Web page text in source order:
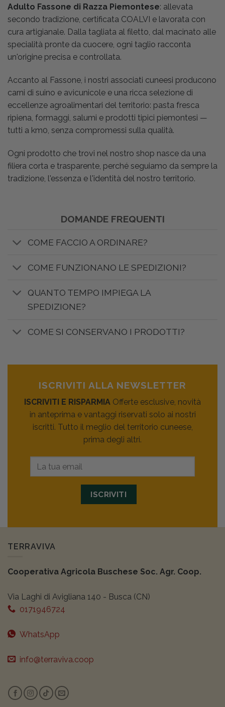
Adulto Fassone di Razza Piemontese: allevata
secondo tradizione, certificata COALVI e lavorata con
cura artigianale. Dalla tagliata al filetto, dal macinato alle
specialità pronte da cuocere, ogni taglio racconta
un'origine precisa e controllata.
Accanto al Fassone, i nostri associati cuneesi producono
carni di suino e avicunicole e una ricca selezione di
eccellenze agroalimentari del territorio: pasta fresca
ripiena, formaggi, salumi e prodotti tipici piemontesi —
tutti a km0, senza compromessi sulla qualità.
Ogni prodotto che trovi nel nostro shop nasce da una
filiera corta e trasparente, perché seguiamo da sempre la
tradizione, l'essenza e l'identità del nostro territorio.
DOMANDE FREQUENTI
COME FACCIO A ORDINARE?
COME FUNZIONANO LE SPEDIZIONI?
QUANTO TEMPO IMPIEGA LA
SPEDIZIONE?
COME SI CONSERVANO I PRODOTTI?
ISCRIVITI ALLA NEWSLETTER
ISCRIVITI E RISPARMIA Offerte esclusive, novità
in anteprima e vantaggi riservati solo ai nostri
iscritti. Tutto il meglio del territorio cuneese,
prima degli altri.
ISCRIVITI
TERRAVIVA
Cooperativa Agricola Buschese Soc. Agr. Coop.
Via Laghi di Avigliana 140 - Busca (CN)
0171946724
WhatsApp
info@terraviva.coop